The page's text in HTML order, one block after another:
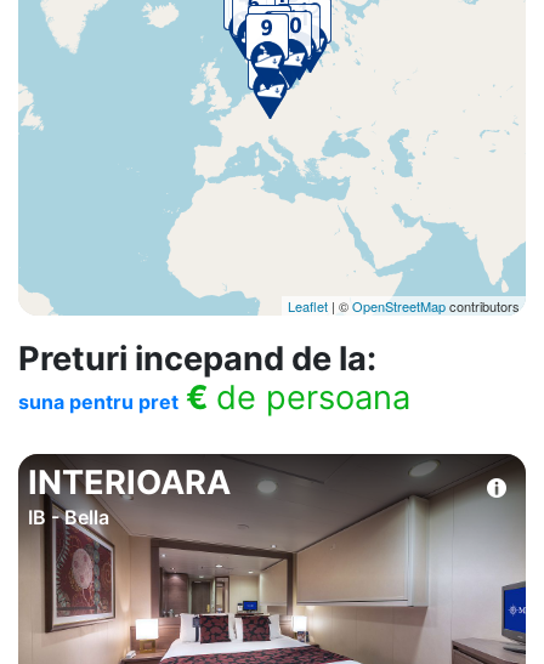
Leaflet | ©OpenStreetMapcontributors
Preturi incepand de la:
suna pentru pret € de persoana
INTERIOARA
IB - Bella